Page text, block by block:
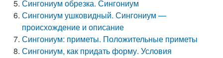
Сингониум обрезка. Сингониум
Сингониум ушковидный. Сингониум —
происхождение и описание
Сингониум: приметы. Положительные приметы
Сингониум, как придать форму. Условия